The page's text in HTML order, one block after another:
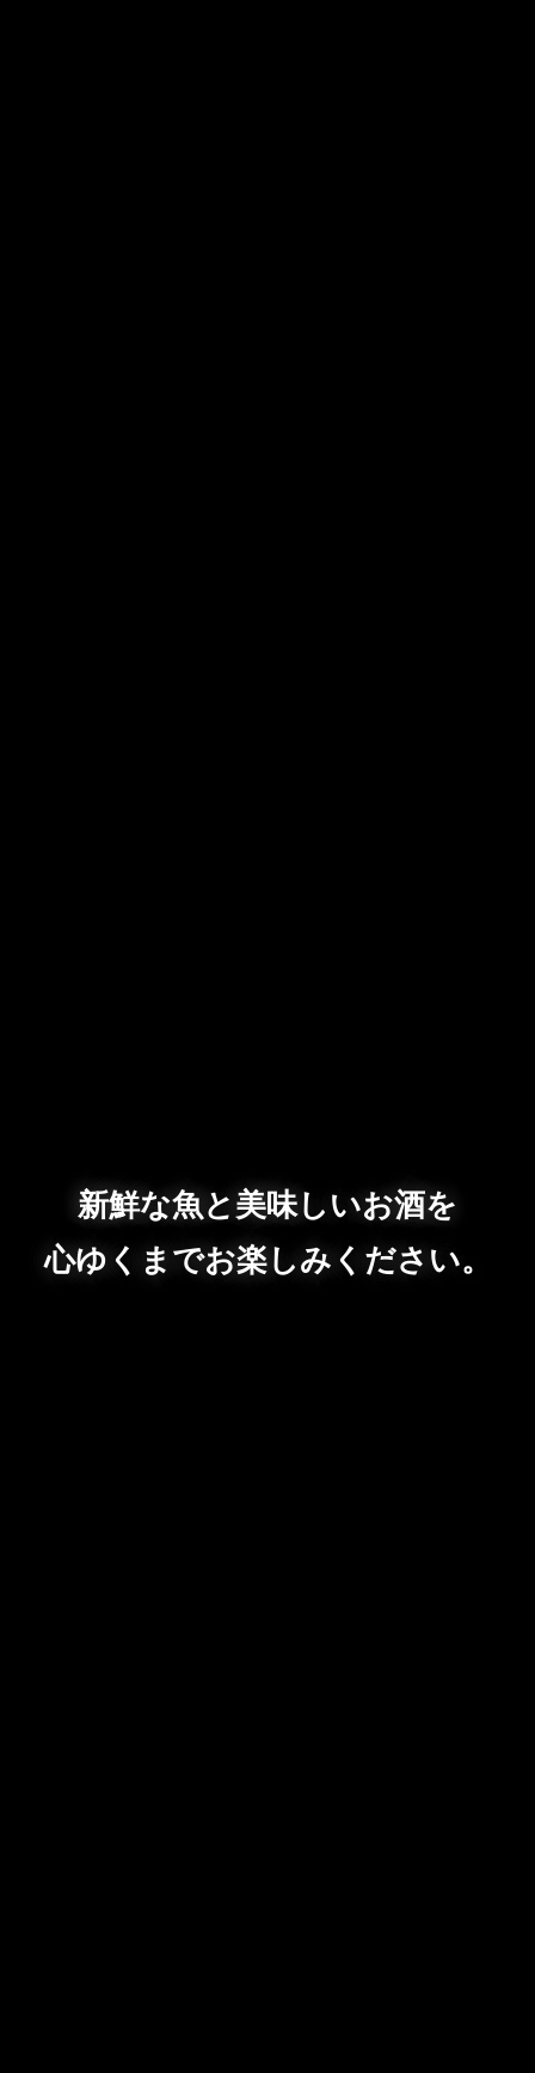
新鮮な魚と美味しいお酒を
心ゆくまでお楽しみください。